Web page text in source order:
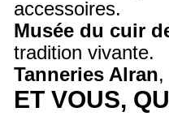
accessoires.
Musée du cuir
tradition vivante.
Tanneries Alran,
ET VOUS,